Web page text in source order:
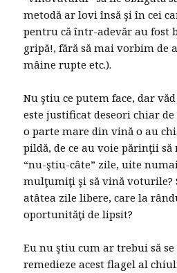
metodă ar lovi însă şi în cei
pentru că într-adevăr au fost
gripă!, fără să mai vorbim de
mâine rupte etc.).
Nu ştiu ce putem face, dar
este justificat deseori chiar
o parte mare din vină o au
pildă, de ce au voie părinţii
“nu-ştiu-câte” zile, uite
mulţumiţi şi să vină voturile?
atâtea zile libere, care la
oportunităţi de lipsit?
Eu nu ştiu cum ar trebui să se
remedieze acest flagel al